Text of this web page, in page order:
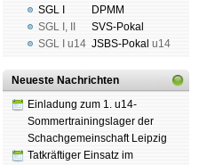
SGL I
SGL I ,
SGL I
u14
DPMM
SVS-Pokal
JSBS-Pokal u14
Neueste Nachrichten
Einladung zum 1. u14-
Sommertrainingslager der
Schachgemeinschaft Leipzig
Tatkräftiger Einsatz im